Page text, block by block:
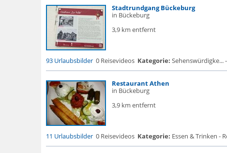
Stadtrundgang Bückeburg
in Bückeburg
3,9 km entfernt
93 Urlaubsbilder 0 Reisevideos Kategorie: Sehenswürdigke...
Restaurant Athen
in Bückeburg
3,9 km entfernt
11 Urlaubsbilder 0 Reisevideos Kategorie: Essen & Trinken -